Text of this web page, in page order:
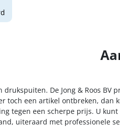
De Jong & Roos BV
toch een artikel ontbreken,
tegen een scherpe prijs. U kunt
uiteraard met professionele